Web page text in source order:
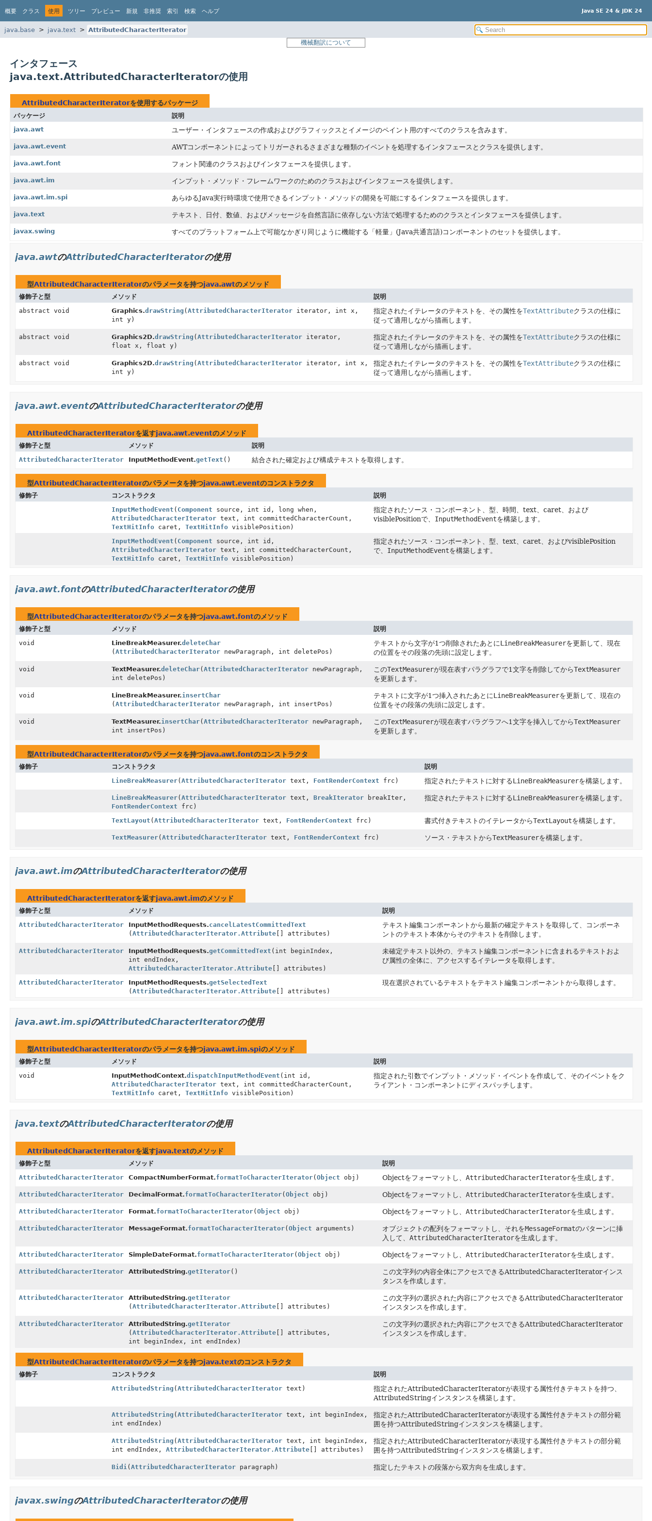
概要 クラス 使用 ツリー プレビュー 新規 非推奨 索引 検索 ヘルプ Java SE 24 & JDK 24
java.base java.text
AttributedCharacterIterator
機械翻訳について
インタフェース
java.text.AttributedCharacterIteratorの使用
AttributedCharacterIteratorを使用するパッケージ
パッケージ
説明
java.awt
ユーザー・インタフェースの作成およびグラフィックスとイメージのペイント用のすべてのクラスを含みます。
java.awt.event AWTコンポーネントによってトリガーされるさまざまな種類のイベントを処理するインタフェースとクラスを提供します。
java.awt.font フォント関連のクラスおよびインタフェースを提供します。
java.awt.im インプット・メソッド・フレームワークのためのクラスおよびインタフェースを提供します。
java.awt.im.spi あらゆるJava実行時環境で使用できるインプット・メソッドの開発を可能にするインタフェースを提供します。
java.text テキスト、日付、数値、およびメッセージを自然言語に依存しない方法で処理するためのクラスとインタフェースを提供します。
javax.swing すべてのプラットフォーム上で可能なかぎり同じように機能する「軽量」(Java共通言語)コンポーネントのセットを提供します。
java.awtのAttributedCharacterIteratorの使用
型AttributedCharacterIteratorのパラメータを持つjava.awtのメソッド
修飾子と型 メソッド
説明
abstract void
Graphics.drawString ( AttributedCharacterIteratoriterator, int x,
int y)
指定されたイテレータのテキストを、その属性をTextAttributeクラスの仕様に
従って適用しながら描画します。
abstract void Graphics2D.drawString ( AttributedCharacterIteratoriterator,
float x, float y)
指定されたイテレータのテキストを、その属性をTextAttributeクラスの仕様に
従って適用しながら描画します。
abstract void Graphics2D.drawString ( AttributedCharacterIteratoriterator, int x,
int y)
指定されたイテレータのテキストを、その属性をTextAttributeクラスの仕様に
従って適用しながら描画します。
java.awt.eventのAttributedCharacterIteratorの使用
AttributedCharacterIteratorを返すjava.awt.eventのメソッド
修飾子と型 メソッド
説明
AttributedCharacterIterator
InputMethodEvent.getText () 結合された確定および構成テキストを取得します。
型AttributedCharacterIteratorのパラメータを持つjava.awt.eventのコンストラクタ
修飾子 コンストラクタ
説明
InputMethodEvent ( Component source, int id, long when,
AttributedCharacterIteratortext, int committedCharacterCount,
TextHitInfocaret, TextHitInfovisiblePosition)
指定されたソース・コンポーネント、型、時間、text、caret、および
visiblePositionで、 InputMethodEventを構築します。
InputMethodEvent ( Component source, int id,
AttributedCharacterIteratortext, int committedCharacterCount,
TextHitInfocaret, TextHitInfovisiblePosition)
指定されたソース・コンポーネント、型、text、caret、およびvisiblePosition
で、 InputMethodEventを構築します。
java.awt.fontのAttributedCharacterIteratorの使用
型AttributedCharacterIteratorのパラメータを持つjava.awt.fontのメソッド
修飾子と型 メソッド
説明
void
LineBreakMeasurer.deleteChar
( AttributedCharacterIteratornewParagraph, int deletePos)
テキストから文字が1つ削除されたあとにLineBreakMeasurerを更新して、現在
の位置をその段落の先頭に設定します。
void TextMeasurer.deleteChar( AttributedCharacterIteratornewParagraph,
int deletePos)
このTextMeasurerが現在表すパラグラフで1文字を削除してからTextMeasurer
を更新します。
void LineBreakMeasurer.insertChar
( AttributedCharacterIteratornewParagraph, int insertPos)
テキストに文字が1つ挿入されたあとにLineBreakMeasurerを更新して、現在の
位置をその段落の先頭に設定します。
void TextMeasurer.insertChar( AttributedCharacterIteratornewParagraph,
int insertPos)
このTextMeasurerが現在表すパラグラフへ1文字を挿入してからTextMeasurer
を更新します。
型AttributedCharacterIteratorのパラメータを持つjava.awt.fontのコンストラクタ
修飾子 コンストラクタ
説明
LineBreakMeasurer( AttributedCharacterIteratortext, FontRenderContext frc) 指定されたテキストに対するLineBreakMeasurerを構築します。
LineBreakMeasurer( AttributedCharacterIteratortext, BreakIteratorbreakIter,
FontRenderContext frc)
指定されたテキストに対するLineBreakMeasurerを構築します。
TextLayout ( AttributedCharacterIteratortext, FontRenderContext frc) 書式付きテキストのイテレータからTextLayoutを構築します。
TextMeasurer( AttributedCharacterIteratortext, FontRenderContext frc) ソース・テキストからTextMeasurerを構築します。
java.awt.imのAttributedCharacterIteratorの使用
AttributedCharacterIteratorを返すjava.awt.imのメソッド
修飾子と型 メソッド
説明
AttributedCharacterIterator
InputMethodRequests.cancelLatestCommittedText
( AttributedCharacterIterator.Attribute [] attributes)
テキスト編集コンポーネントから最新の確定テキストを取得して、コンポーネ
ントのテキスト本体からそのテキストを削除します。
AttributedCharacterIterator InputMethodRequests.getCommittedText (int beginIndex,
int endIndex,
AttributedCharacterIterator.Attribute [] attributes)
未確定テキスト以外の、テキスト編集コンポーネントに含まれるテキストおよ
び属性の全体に、アクセスするイテレータを取得します。
AttributedCharacterIterator InputMethodRequests.getSelectedText
( AttributedCharacterIterator.Attribute [] attributes)
現在選択されているテキストをテキスト編集コンポーネントから取得します。
java.awt.im.spiのAttributedCharacterIteratorの使用
型AttributedCharacterIteratorのパラメータを持つjava.awt.im.spiのメソッド
修飾子と型 メソッド
説明
void
InputMethodContext.dispatchInputMethodEvent (int id,
AttributedCharacterIteratortext, int committedCharacterCount,
TextHitInfocaret, TextHitInfovisiblePosition)
指定された引数でインプット・メソッド・イベントを作成して、そのイベントをク
ライアント・コンポーネントにディスパッチします。
java.textのAttributedCharacterIteratorの使用
AttributedCharacterIteratorを返すjava.textのメソッド
修飾子と型 メソッド
説明
AttributedCharacterIterator
CompactNumberFormat.formatToCharacterIterator( Object obj) Objectをフォーマットし、 AttributedCharacterIteratorを生成します。
AttributedCharacterIterator DecimalFormat.formatToCharacterIterator( Object obj) Objectをフォーマットし、 AttributedCharacterIteratorを生成します。
AttributedCharacterIterator Format.formatToCharacterIterator( Object obj) Objectをフォーマットし、 AttributedCharacterIteratorを生成します。
AttributedCharacterIterator MessageFormat.formatToCharacterIterator( Object arguments) オブジェクトの配列をフォーマットし、それをMessageFormatのパターンに挿
入して、 AttributedCharacterIteratorを生成します。
AttributedCharacterIterator SimpleDateFormat.formatToCharacterIterator( Object obj) Objectをフォーマットし、 AttributedCharacterIteratorを生成します。
AttributedCharacterIterator AttributedString.getIterator()
この文字列の内容全体にアクセスできるAttributedCharacterIteratorインス
タンスを作成します。
AttributedCharacterIterator AttributedString.getIterator
( AttributedCharacterIterator.Attribute [] attributes)
この文字列の選択された内容にアクセスできるAttributedCharacterIterator
インスタンスを作成します。
AttributedCharacterIterator AttributedString.getIterator
( AttributedCharacterIterator.Attribute [] attributes,
int beginIndex, int endIndex)
この文字列の選択された内容にアクセスできるAttributedCharacterIterator
インスタンスを作成します。
型AttributedCharacterIteratorのパラメータを持つjava.textのコンストラクタ
修飾子 コンストラクタ
説明
AttributedString ( AttributedCharacterIteratortext)
指定されたAttributedCharacterIteratorが表現する属性付きテキストを持つ、
AttributedStringインスタンスを構築します。
AttributedString ( AttributedCharacterIteratortext, int beginIndex,
int endIndex)
指定されたAttributedCharacterIteratorが表現する属性付きテキストの部分範
囲を持つAttributedStringインスタンスを構築します。
AttributedString ( AttributedCharacterIteratortext, int beginIndex,
int endIndex, AttributedCharacterIterator.Attribute[] attributes)
指定されたAttributedCharacterIteratorが表現する属性付きテキストの部分範
囲を持つAttributedStringインスタンスを構築します。
Bidi( AttributedCharacterIteratorparagraph) 指定したテキストの段落から双方向を生成します。
javax.swingのAttributedCharacterIteratorの使用